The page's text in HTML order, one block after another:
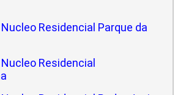
Residencial Parque da
Residencial